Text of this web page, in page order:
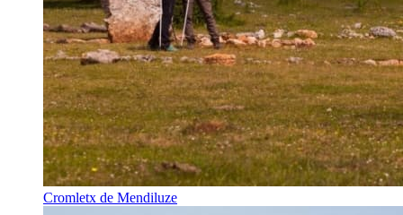
Cromletx de Mendiluze